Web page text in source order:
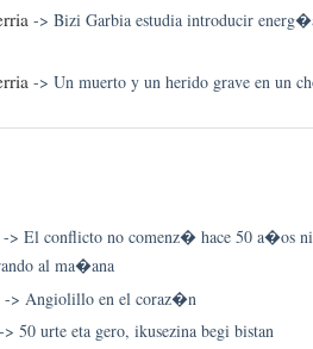
-> Bizi Garbia estudia introducir
-> Un muerto y un herido grave en un
> El conflicto no comenz� hace 50 a�os
al ma�ana
-> Angiolillo en el coraz�n
50 urte eta gero, ikusezina begi bistan